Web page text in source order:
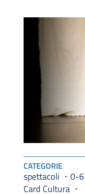
CATEGORIE
spettacoli
0-6
Card Cultura